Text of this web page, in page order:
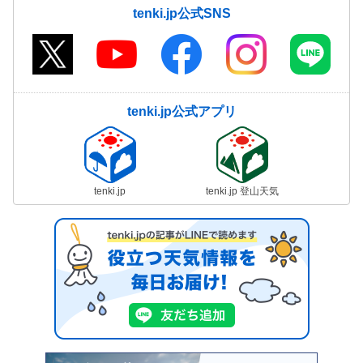
tenki.jp公式SNS
tenki.jp公式アプリ
tenki.jp tenki.jp 登山天気